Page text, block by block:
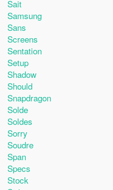
Sait
Samsung
Sans
Screens
Sentation
Setup
Shadow
Should
Snapdragon
Solde
Soldes
Sorry
Soudre
Span
Specs
Stock